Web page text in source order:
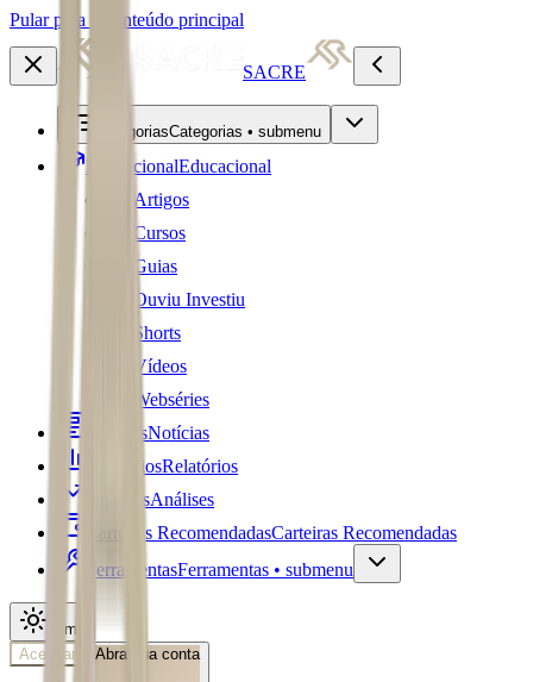
Pular para o conteúdo principal
SACRE
CategoriasCategorias • submenu
EducacionalEducacional
Artigos
Cursos
Guias
Ouviu Investiu
Shorts
Vídeos
Webséries
NotíciasNotícias
RelatóriosRelatórios
AnálisesAnálises
Carteiras RecomendadasCarteiras Recomendadas
FerramentasFerramentas • submenu
Tema
Acessar
Abra sua conta